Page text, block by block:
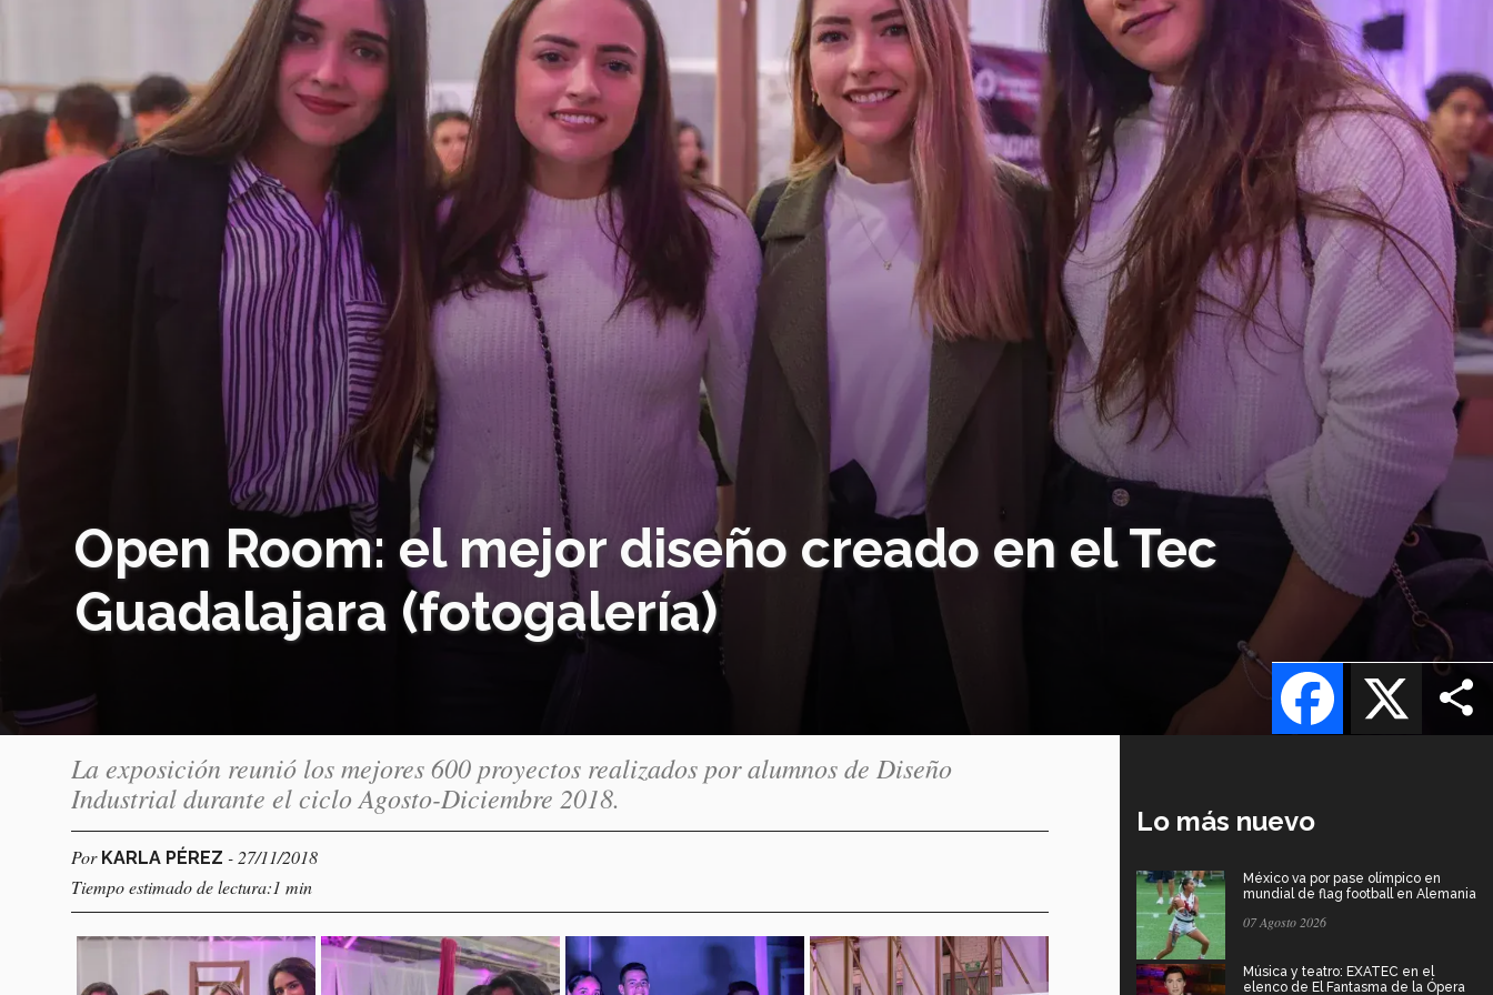
Open Room: el mejor diseño creado en el Tec
Guadalajara (fotogalería)
X
Facebook
La exposición reunió los mejores 600 proyectos realizados por alumnos de Diseño
Industrial durante el ciclo Agosto-Diciembre 2018.
Por KARLA PÉREZ - 27/11/2018
Tiempo estimado de lectura:1 min
Lo más nuevo
México va por pase olímpico en
mundial de flag football en Alemania
07 Agosto 2026
Música y teatro: EXATEC en el
elenco de El Fantasma de la Ópera